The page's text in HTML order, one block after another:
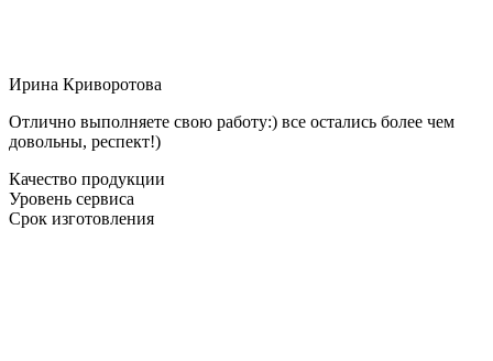
Ирина Криворотова
Отлично выполняете свою работу:) все остались более чем
довольны, респект!)
Качество продукции
Уровень сервиса
Срок изготовления